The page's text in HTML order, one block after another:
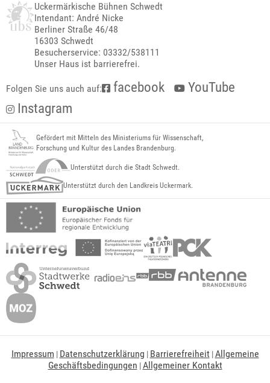
Uckermärkische Bühnen Schwedt
Intendant: André Nicke
Berliner Straße 46/48
16303 Schwedt
Besucherservice: 03332/538111
Unser Haus ist barrierefrei.
Folgen Sie uns auch auf: facebook
YouTube
Instagram
Gefördert mit Mitteln des Ministeriums für Wissenschaft,
Forschung und Kultur des Landes Brandenburg.
Unterstützt durch die Stadt Schwedt.
Unterstützt durch den Landkreis Uckermark.
Impressum | Datenschutzerklärung | Barrierefreiheit|Allgemeine
Geschäftsbedingungen |Allgemeiner Kontakt